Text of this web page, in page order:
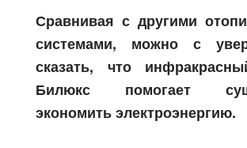
Сравнивая с другими
системами, можно с
сказать, что
Билюкс помогает
экономить электроэнергию.